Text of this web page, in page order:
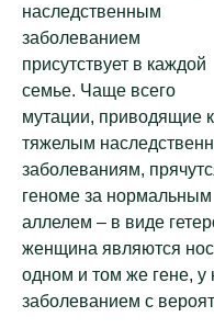
наследственным
заболеванием
присутствует в каждой
семье. Чаще всего
мутации, приводящие к
тяжелым
заболеваниям,
геноме за нормальным
аллелем – в виде
женщина являются
одном и том же гене, у
заболеванием с